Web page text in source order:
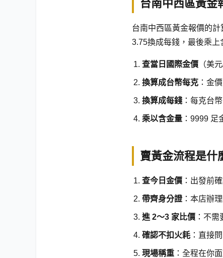
台南中西區黃金
台南中西區黃金報價的
3.75換成每錢，最後乘上
查當日國際金價 （美
換算成台幣每克 ：金
換算成每錢 ：每克台
乘以含金量 ：9999
賣黃金流程是什
查今日金價 ：出發前
帶齊身分證 ：本店辦
進 2～3 家比價 ：不
確認不扣火耗 ：直接
現場稱重 ：全程在你